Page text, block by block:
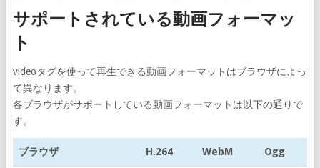
サポートされている動画フォーマッ
ト
videoタグを使って再生できる動画フォーマットはブラウザによっ
て異なります。
各ブラウザがサポートしている動画フォーマットは以下の通りで
す。
ブラウザ H.264 WebM Ogg